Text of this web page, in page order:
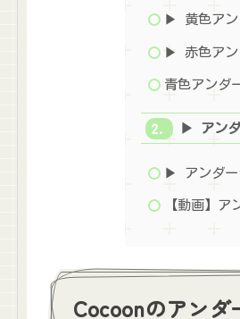
▶ 黄色アン
▶ 赤色アン
青色アンダ
▶ アン
▶ アンダー
【動画】ア
Cocoonのアン